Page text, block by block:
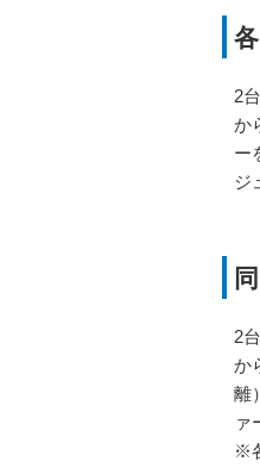
2
か
ー
ジ
2
か
離
ァ
※